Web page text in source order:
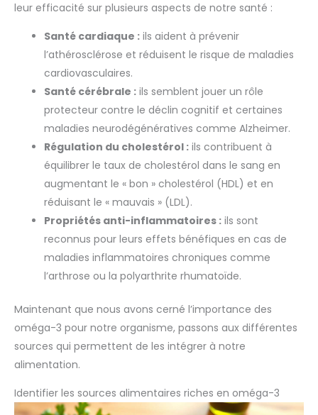
leur efficacité sur plusieurs aspects de notre santé :
Santé cardiaque : ils aident à prévenir
l’athérosclérose et réduisent le risque de maladies
cardiovasculaires.
Santé cérébrale : ils semblent jouer un rôle
protecteur contre le déclin cognitif et certaines
maladies neurodégénératives comme Alzheimer.
Régulation du cholestérol : ils contribuent à
équilibrer le taux de cholestérol dans le sang en
augmentant le « bon » cholestérol (HDL) et en
réduisant le « mauvais » (LDL).
Propriétés anti-inflammatoires : ils sont
reconnus pour leurs effets bénéfiques en cas de
maladies inflammatoires chroniques comme
l’arthrose ou la polyarthrite rhumatoïde.
Maintenant que nous avons cerné l’importance des
oméga-3 pour notre organisme, passons aux différentes
sources qui permettent de les intégrer à notre
alimentation.
Identifier les sources alimentaires riches en oméga-3